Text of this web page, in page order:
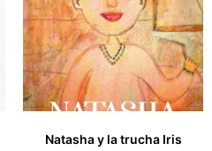
Natasha y la trucha Iris